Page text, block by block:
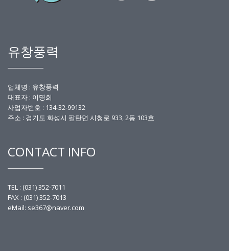
유창풍력
업체명 : 유창풍력
대표자 : 이명희
사업자번호 : 134-32-99132
주소 : 경기도 화성시 팔탄면 시청로 933, 2동 103호
CONTACT INFO
TEL : (031) 352-7011
FAX : (031) 352-7013
eMail: se367@naver.com